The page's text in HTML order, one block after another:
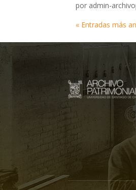
por admin-
« Entradas más